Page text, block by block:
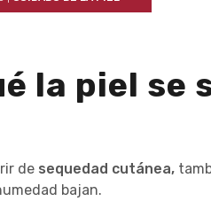
la piel se
de sequedad cutánea,
bajan.